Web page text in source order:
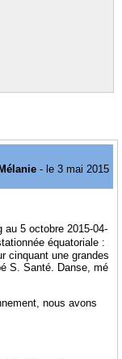
Mélanie - le 3 mai 2015
au 5 octobre 2015-04-
équatoriale :
cinquant une grandes
S. Santé. Danse, mé
nous avons